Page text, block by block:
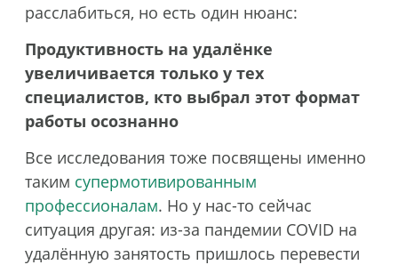
расслабиться, но есть один нюанс:
Продуктивность на удалёнке
увеличивается только у тех
специалистов, кто выбрал этот формат
работы осознанно
Все исследования тоже посвящены именно
таким супермотивированным
профессионалам. Но у нас-то сейчас
ситуация другая: из-за пандемии COVID на
удалённую занятость пришлось перевести